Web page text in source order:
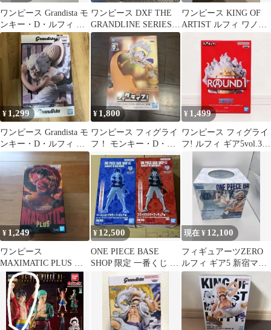
ワンピース Grandista モ
ンキー・D・ルフィ ギ
ア5
ワンピース DXF THE
GRANDLINE SERIES
ルフィ
ワンピース KING OF
ARTIST ルフィ ワノ国
¥ 1,299
ワンピース Grandista モ
ンキー・D・ルフィ ギ
¥ 1,800
ワンピース フィグライ
フ！ モンキー・D・ル
フィ ギア5
¥ 1,499
ワンピース フィグライ
フ! ルフィ ギア5vol.3
¥ 1,249
ワンピース
MAXIMATIC PLUS モ
ンキー・D・ルフィ II
¥ 12,500
ONE PIECE BASE
SHOP 限定 一番くじ ル
フィ 2点
現在 ¥ 12,100
フィギュアーツZERO
ルフィ ギア5 新宿マル
イ限定 ワンピース